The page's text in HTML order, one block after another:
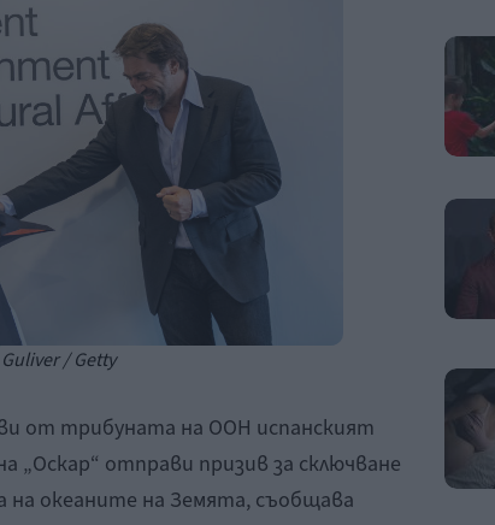
/ Getty
от трибуната на ООН испанският
„Оскар“ отправи призив за сключване
на океаните на Земята, съобщава